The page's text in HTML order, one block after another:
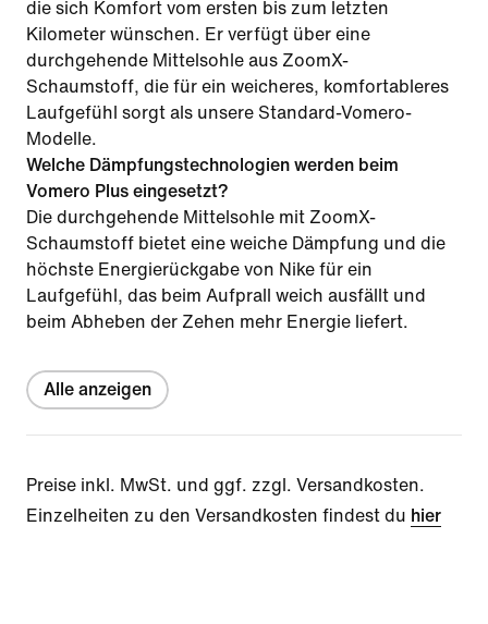
die sich Komfort vom ersten bis zum letzten
Kilometer wünschen. Er verfügt über eine
durchgehende Mittelsohle aus ZoomX-
Schaumstoff, die für ein weicheres, komfortableres
Laufgefühl sorgt als unsere Standard-Vomero-
Modelle.
Welche Dämpfungstechnologien werden beim
Vomero Plus eingesetzt?
Die durchgehende Mittelsohle mit ZoomX-
Schaumstoff bietet eine weiche Dämpfung und die
höchste Energierückgabe von Nike für ein
Laufgefühl, das beim Aufprall weich ausfällt und
beim Abheben der Zehen mehr Energie liefert.
Alle anzeigen
Preise inkl. MwSt. und ggf. zzgl. Versandkosten.
Einzelheiten zu den Versandkosten findest du hier